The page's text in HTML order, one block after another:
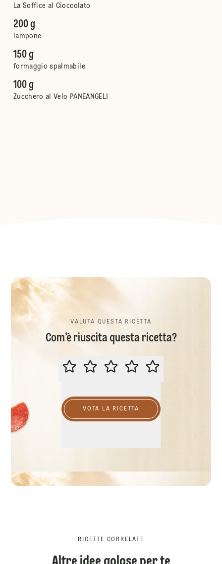
La Soffice al Cioccolato
200 g
lampone
150 g
formaggio spalmabile
100 g
Zucchero al Velo PANEANGELI
VALUTA QUESTA RICETTA
Com’è riuscita questa ricetta?
VALUTA QUESTA RICETTA
VOTA LA RICETTA
RICETTE CORRELATE